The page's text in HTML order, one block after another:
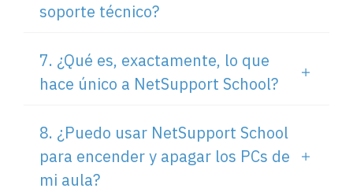
soporte técnico?
7. ¿Qué es, exactamente, lo que
hace único a NetSupport School?
8. ¿Puedo usar NetSupport School
para encender y apagar los PCs de
mi aula?